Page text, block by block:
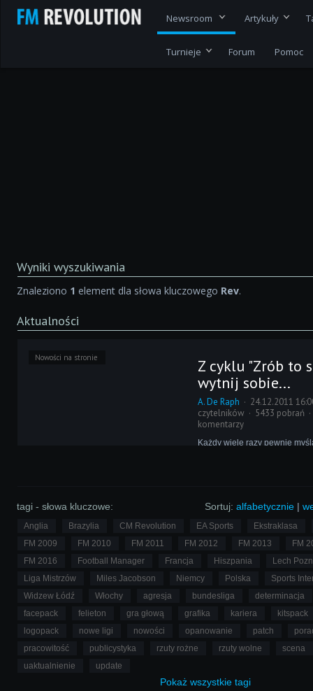
Newsroom Artykuły
Turnieje Forum Pomoc
Wyniki wyszukiwania
Znaleziono 1 element dla słowa kluczowego Rev.
Aktualności
Nowości na stronie
Z cyklu "Zrób to
wytnij sobie...
A. De Raph
24.12.2011
czytelników
5433 pobrań
komentarzy
Każdy wiele razy pewnie
Sortuj: alfabetycznie |
tagi - słowa kluczowe:
Anglia Brazylia CM Revolution EA Sports
Ekstraklasa
FM 2009
FM 2010 FM 2011 FM 2012 FM 2013
FM
FM 2016
Football Manager Francja Hiszpania
Lech
Liga Mistrzów
Miles Jacobson Niemcy Polska
Sports
Widzew Łódź
Włochy agresja bundesliga
determinacja
facepack
felieton gra głową grafika kariera
kitspack
logopack
nowe ligi nowości opanowanie patch
pracowitość
publicystyka rzuty rożne rzuty wolne
scena
uaktualnienie
update
Pokaż wszystkie tagi